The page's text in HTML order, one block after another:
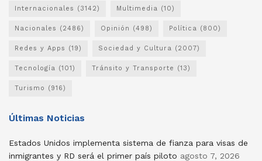
Internacionales (3142) Multimedia (10)
Nacionales (2486) Opinión (498) Política (800)
Redes y Apps (19) Sociedad y Cultura (2007)
Tecnología (101) Tránsito y Transporte (13)
Turismo (916)
Últimas Noticias
Estados Unidos implementa sistema de fianza para visas de
inmigrantes y RD será el primer país piloto agosto 7, 2026